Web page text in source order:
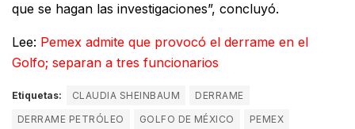
que se hagan las investigaciones”, concluyó.
Lee: Pemex admite que provocó el derrame en el
Golfo; separan a tres funcionarios
Etiquetas: CLAUDIA SHEINBAUM
DERRAME
DERRAME PETRÓLEO
GOLFO DE MÉXICO PEMEX